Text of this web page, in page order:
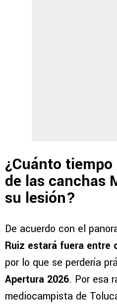
¿Cuánto
de las canchas
su lesión?
De acuerdo con el
Ruiz estará fuera entre
por lo que se perdería
Apertura 2026. Por esa
mediocampista de